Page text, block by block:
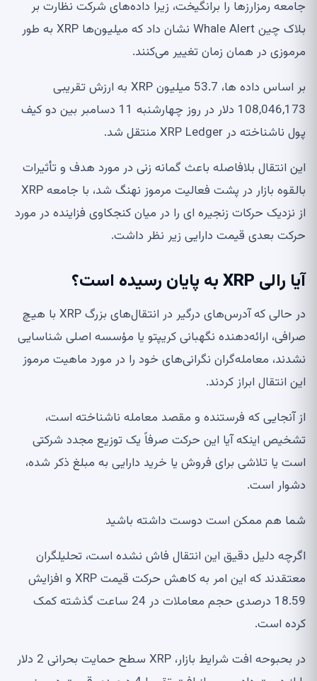
جامعه رمزارزها را برانگیخت، زیرا داده‌های شرکت نظارت بر
بلاک چین Whale Alert نشان داد که میلیون‌ها XRP به طور
مرموزی در همان زمان تغییر می‌کنند.
بر اساس داده ها، 53.7 میلیون XRP به ارزش تقریبی
108,046,173 دلار در روز چهارشنبه 11 دسامبر بین دو کیف
پول ناشناخته در XRP Ledger منتقل شد.
این انتقال بلافاصله باعث گمانه زنی در مورد هدف و تأثیرات
بالقوه بازار در پشت فعالیت مرموز نهنگ شد، با جامعه XRP
از نزدیک حرکات زنجیره ای را در میان کنجکاوی فزاینده در مورد
حرکت بعدی قیمت دارایی زیر نظر داشت.
آیا رالی XRP به پایان رسیده است؟
در حالی که آدرس‌های درگیر در انتقال‌های بزرگ XRP با هیچ
صرافی، ارائه‌دهنده نگهبانی کریپتو یا مؤسسه اصلی شناسایی
نشدند، معامله‌گران نگرانی‌های خود را در مورد ماهیت مرموز
این انتقال ابراز کردند.
از آنجایی که فرستنده و مقصد معامله ناشناخته است،
تشخیص اینکه آیا این حرکت صرفاً یک توزیع مجدد شرکتی
است یا تلاشی برای فروش یا خرید دارایی به مبلغ ذکر شده،
دشوار است.
شما هم ممکن است دوست داشته باشید
اگرچه دلیل دقیق این انتقال فاش نشده است، تحلیلگران
معتقدند که این امر به کاهش حرکت قیمت XRP و افزایش
18.59 درصدی حجم معاملات در 24 ساعت گذشته کمک
کرده است.
در بحبوحه افت شرایط بازار، XRP سطح حمایت بحرانی 2 دلار